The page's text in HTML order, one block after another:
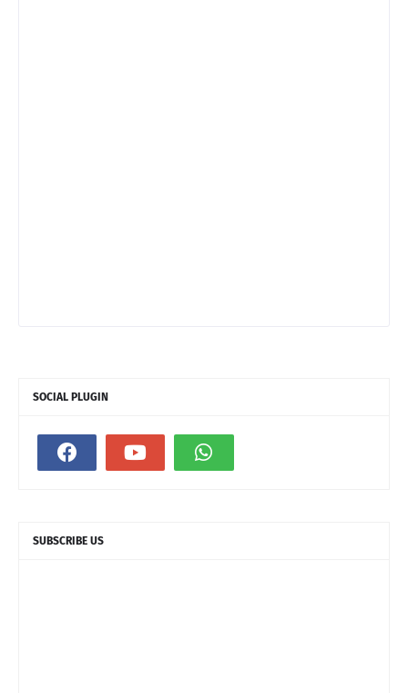
SOCIAL PLUGIN
SUBSCRIBE US